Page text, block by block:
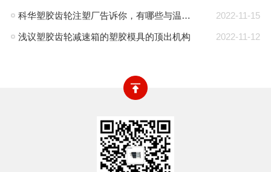
2022-11-15
科华塑胶齿轮注塑厂告诉你，有哪些与温度有关的成型参数
2022-11-12
浅议塑胶齿轮减速箱的塑胶模具的顶出机构